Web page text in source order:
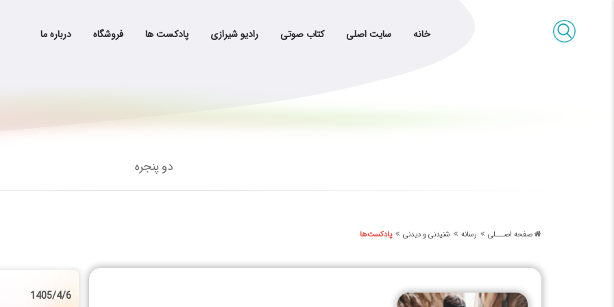
خانه سایت اصلی کتاب صوتی رادیو شیرازی پادکست ها فروشگاه درباره ما
دو پنجره
صفحه اصـــلی رسانه شنیدنی و دیدنی پادکست‌ها
1405/4/6